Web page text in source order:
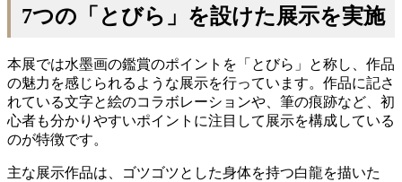
7つの「とびら」を設けた展示を実施
本展では水墨画の鑑賞のポイントを「とびら」と称し、作品
の魅力を感じられるような展示を行っています。作品に記さ
れている文字と絵のコラボレーションや、筆の痕跡など、初
心者も分かりやすいポイントに注目して展示を構成している
のが特徴です。
主な展示作品は、ゴツゴツとした身体を持つ白龍を描いた